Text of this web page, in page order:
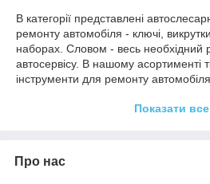
В категорії представлені
ремонту автомобіля - ключі,
наборах. Словом - весь необхідний
автосервісу. В нашому асортименті
інструменти для ремонту
Хочете купити якісний ручний
задоволенням допоможуть підібрати
Показати все
Про нас